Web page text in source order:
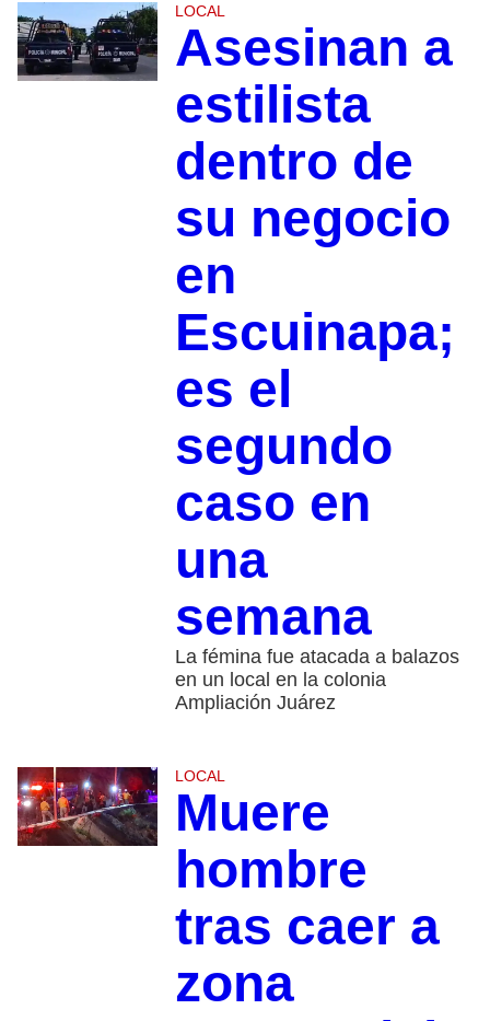
LOCAL
Asesinan a
estilista
dentro de
su negocio
en
Escuinapa;
es el
segundo
caso en
una
semana
La fémina fue atacada a balazos
en un local en la colonia
Ampliación Juárez
LOCAL
Muere
hombre
tras caer a
zona